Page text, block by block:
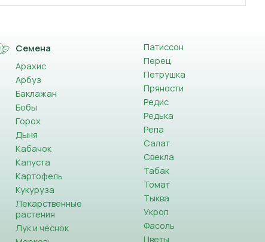
Семена
Арахис
Арбуз
Баклажан
Бобы
Горох
Дыня
Кабачок
Капуста
Картофель
Кукуруза
Лекарственные
растения
Лук и чеснок
Патиссон
Перец
Петрушка
Пряности
Редис
Редька
Репа
Салат
Свекла
Табак
Томат
Тыква
Укроп
Фасоль
Цветы